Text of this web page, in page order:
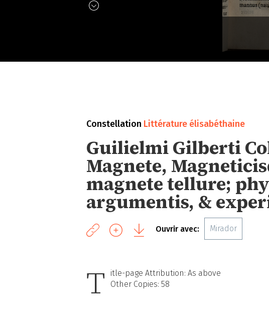
Constellation Littérature élisabéthaine
Guilielmi Gilberti
Magnete,
magnete tellure;
argumentis, &
Ouvrir avec: Mirador
T
itle-page Attribution: As above
Other Copies: 58